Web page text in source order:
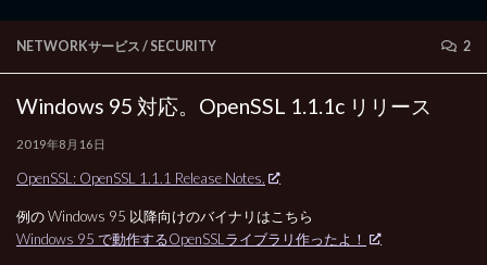
NETWORKサービス / SECURITY 2
Windows 95 対応。OpenSSL 1.1.1c リリース
2019年8月16日
OpenSSL: OpenSSL 1.1.1 Release Notes.
例の Windows 95 以降向けのバイナリはこちら
Windows 95 で動作するOpenSSLライブラリ作ったよ！